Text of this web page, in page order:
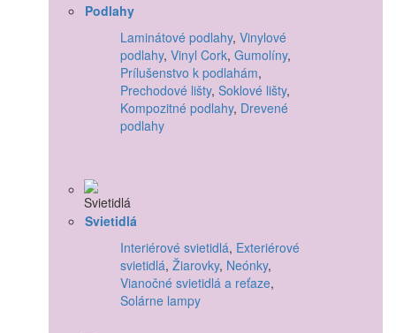
Podlahy
Laminátové podlahy, Vinylové
podlahy, Vinyl Cork, Gumolíny,
Prílušenstvo k podlahám,
Prechodové lišty, Soklové lišty,
Kompozitné podlahy, Drevené
podlahy
Svietidlá
Interiérové svietidlá, Exteriérové
svietidlá, Žiarovky, Neónky,
Vianočné svietidlá a reťaze,
Solárne lampy